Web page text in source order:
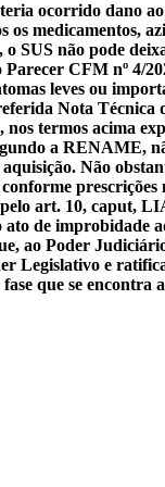
ocorrido dano
os
SUS não pode
CFM nº 4/
leves ou
Nota
termos acima
a RENAME,
Não
art. 10, caput,
de
ao Poder
Legislativo e
que se